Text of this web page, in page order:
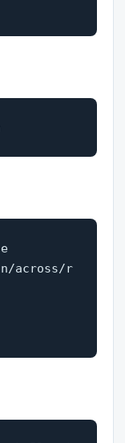
across/r